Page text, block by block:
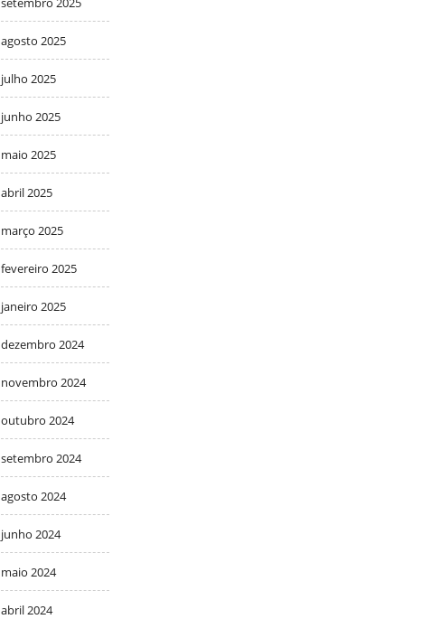
agosto 2025
julho 2025
junho 2025
maio 2025
abril 2025
março 2025
fevereiro 2025
janeiro 2025
dezembro 2024
novembro 2024
outubro 2024
setembro 2024
agosto 2024
junho 2024
maio 2024
abril 2024